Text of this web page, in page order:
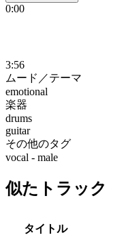
0:00
3:56
ムード／テーマ
emotional
楽器
drums
guitar
その他のタグ
vocal - male
似たトラック
タイトル